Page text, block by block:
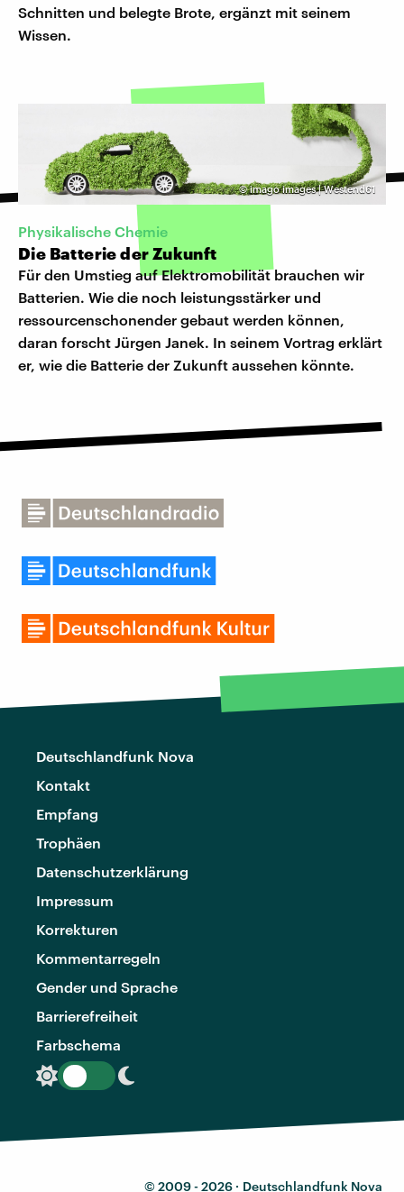
Schnitten und belegte Brote, ergänzt mit seinem
Wissen.
©imago images | Westend61
Physikalische Chemie
Die Batterie der Zukunft
Für den Umstieg auf Elektromobilität brauchen wir
Batterien. Wie die noch leistungsstärker und
ressourcenschonender gebaut werden können,
daran forscht Jürgen Janek. In seinem Vortrag erklärt
er, wie die Batterie der Zukunft aussehen könnte.
Deutschlandfunk Nova
Kontakt
Empfang
Trophäen
Datenschutzerklärung
Impressum
Korrekturen
Kommentarregeln
Gender und Sprache
Barrierefreiheit
Farbschema
© 2009 - 2026 · Deutschlandfunk Nova